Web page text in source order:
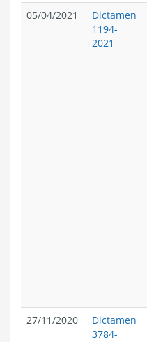
05/04/2021
Dictamen
1194-
2021
27/11/2020
Dictamen
3784-